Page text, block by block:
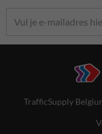
TrafficSupply